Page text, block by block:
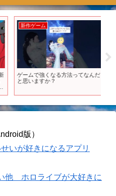
新作ゲーム
ゲームで強くなる方法ってなんだ
と思いますか？
版）
いが好きになるアプリ
他 ホロライブが大好きに